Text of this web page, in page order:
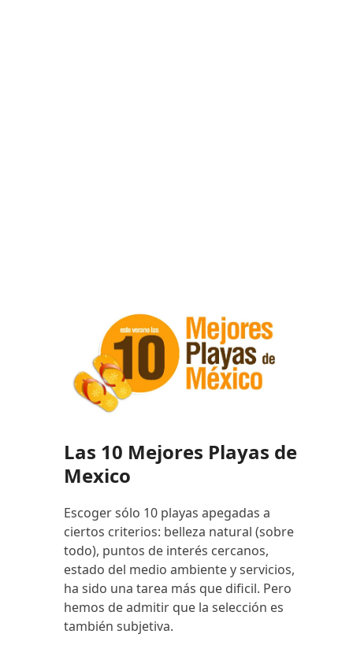
Las 10 Mejores Playas de
Mexico
Escoger sólo 10 playas apegadas a
ciertos criterios: belleza natural (sobre
todo), puntos de interés cercanos,
estado del medio ambiente y servicios,
ha sido una tarea más que dificil. Pero
hemos de admitir que la selección es
también subjetiva.